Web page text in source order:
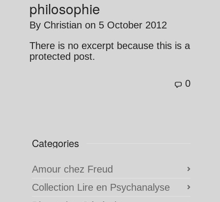
philosophie
By Christian on 5 October 2012
There is no excerpt because this is a
protected post.
0
Categories
Amour chez Freud
Collection Lire en Psychanalyse